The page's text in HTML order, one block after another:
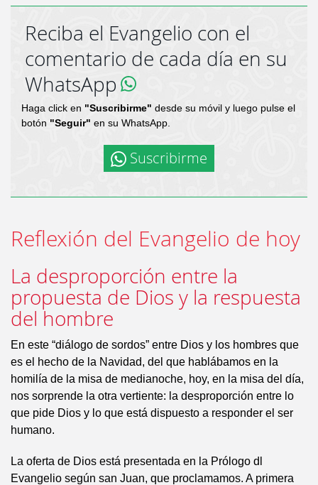
Reciba el Evangelio con el
comentario de cada día en su
WhatsApp
Haga click en "Suscribirme" desde su móvil y luego pulse el
botón "Seguir" en su WhatsApp.
Suscribirme
Reflexión del Evangelio de hoy
La desproporción entre la
propuesta de Dios y la respuesta
del hombre
En este “diálogo de sordos” entre Dios y los hombres que
es el hecho de la Navidad, del que hablábamos en la
homilía de la misa de medianoche, hoy, en la misa del día,
nos sorprende la otra vertiente: la desproporción entre lo
que pide Dios y lo que está dispuesto a responder el ser
humano.
La oferta de Dios está presentada en la Prólogo dl
Evangelio según san Juan, que proclamamos. A primera